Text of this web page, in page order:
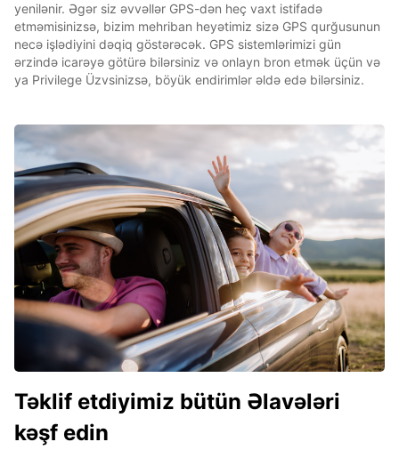
yenilənir. Əgər siz əvvəllər GPS-dən heç vaxt istifadə
etməmisinizsə, bizim mehriban heyətimiz sizə GPS qurğusunun
necə işlədiyini dəqiq göstərəcək. GPS sistemlərimizi gün
ərzində icarəyə götürə bilərsiniz və onlayn bron etmək üçün və
ya Privilege Üzvsinizsə, böyük endirimlər əldə edə bilərsiniz.
Təklif etdiyimiz bütün Əlavələri
kəşf edin